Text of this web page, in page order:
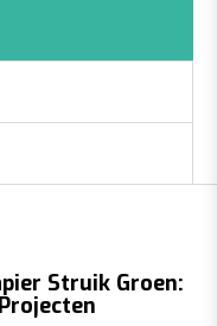
Struik Groen: